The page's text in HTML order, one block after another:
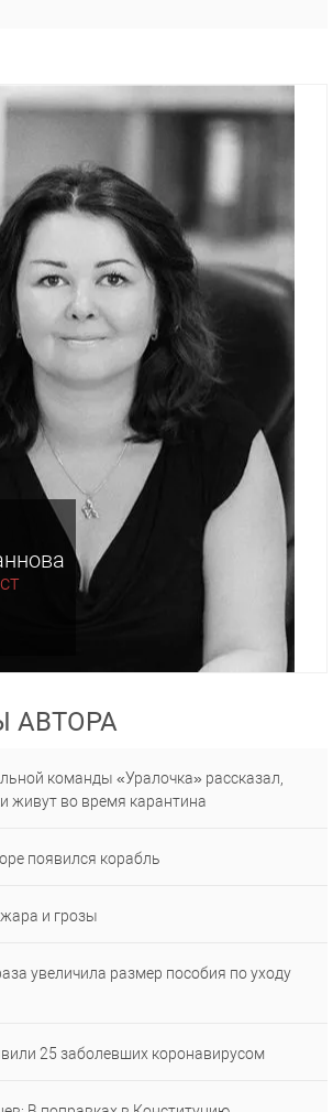
АВТОРА
команды «Уралочка» рассказал,
живут во время карантина
появился корабль
и грозы
увеличила размер пособия по уходу
25 заболевших коронавирусом